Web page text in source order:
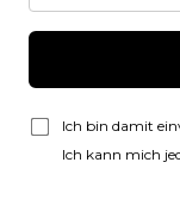
Ich bin damit
Ich kann mich